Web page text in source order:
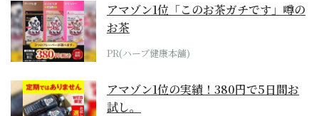
アマゾン1位「このお茶ガチです」噂の
お茶
PR(ハーブ健康本舗)
アマゾン1位の実績！380円で5日間お
試し。